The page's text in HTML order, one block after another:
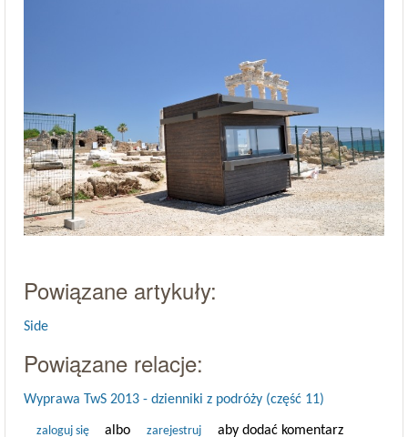
Powiązane artykuły:
Side
Powiązane relacje:
Wyprawa TwS 2013 - dzienniki z podróży (część 11)
zaloguj się albo zarejestruj aby dodać komentarz